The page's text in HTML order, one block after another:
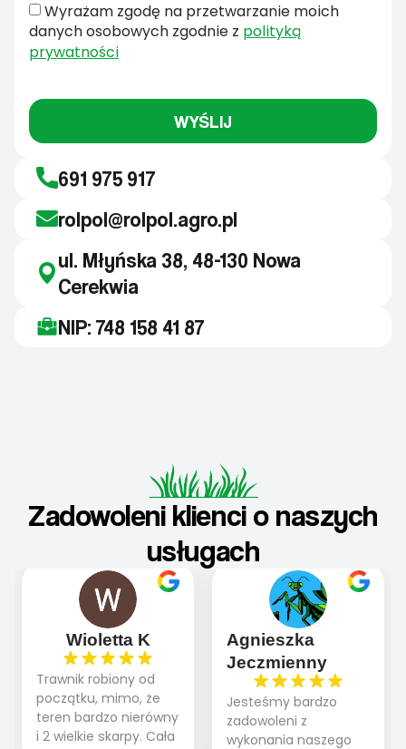
Wyrażam zgodę na przetwarzanie moich
danych osobowych zgodnie z polityką
prywatności
WYŚLIJ
691 975 917
rolpol@rolpol.agro.pl
ul. Młyńska 38, 48-130 Nowa
Cerekwia
NIP: 748 158 41 87
Zadowoleni klienci o naszych
usługach
Wioletta K
Trawnik robiony od
początku, mimo, że
teren bardzo nierówny
i 2 wielkie skarpy. Cała
Agnieszka
Jeczmienny
Jesteśmy bardzo
zadowoleni z
wykonania naszego